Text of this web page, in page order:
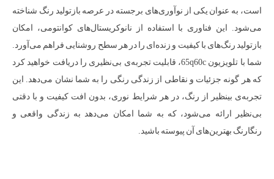
است، به عنوان یکی از نوآوری‌های برجسته در عرصه بازتولید رنگ شناخته
می‌شود. این فناوری با استفاده از نانوکریستال‌های کوانتومی، امکان
بازتولید رنگ‌های با کیفیت و زنده‌ای را در هر سطح روشنایی فراهم می‌آورد.
شما با تلویزیون 65q60c، قابلیت تجربه‌ی بی‌نظیری را دریافت خواهید کرد
که هر گونه جزئیات و نقاطی از زندگی رنگی را به شما نشان می‌دهد. این
تجربه‌ی بینظیر از رنگ، در هر شرایط نوری، بدون افت کیفیت و با دقتی
بی‌نظیر ارائه می‌شود، که به شما امکان می‌دهد به زندگی واقعی و
رنگارنگ بهترین‌های آن پیوسته باشید.